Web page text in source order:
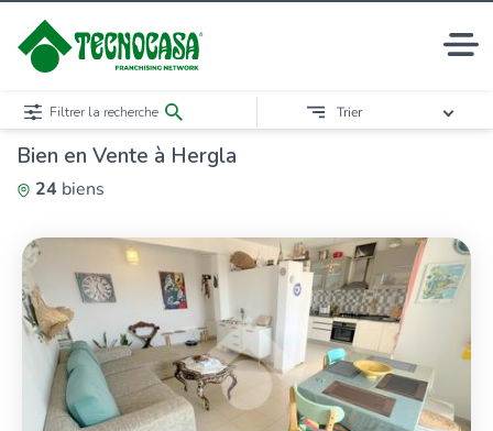
Bien en Vente à Hergla
24 biens
Filtrer la recherche Trier